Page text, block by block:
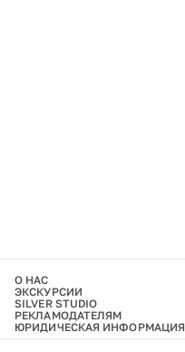
О НАС
ЭКСКУРСИИ
SILVER STUDIO
РЕКЛАМОДАТЕЛЯМ
ЮРИДИЧЕСКАЯ ИНФОРМАЦИЯ